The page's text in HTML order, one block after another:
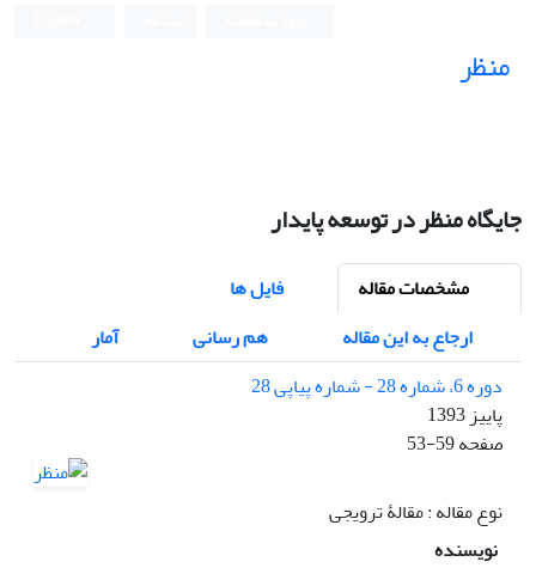
منظر
جایگاه منظر در توسعه پایدار
مشخصات مقاله
فایل ها
ارجاع به این مقاله
هم رسانی
آمار
دوره 6، شماره 28 - شماره پیاپی 28
پاییز 1393
صفحه53-59
نوع مقاله : مقالۀ ترویجی
نویسنده